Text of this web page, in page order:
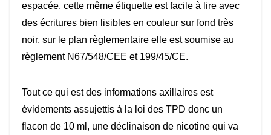
espacée, cette même étiquette est facile à lire avec
des écritures bien lisibles en couleur sur fond très
noir, sur le plan règlementaire elle est soumise au
règlement N67/548/CEE et 199/45/CE.
Tout ce qui est des informations axillaires est
évidements assujettis à la loi des TPD donc un
flacon de 10 ml, une déclinaison de nicotine qui va